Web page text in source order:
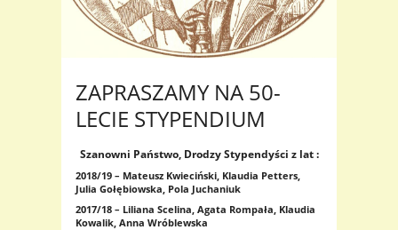
ZAPRASZAMY NA 50-
LECIE STYPENDIUM
Szanowni Państwo, Drodzy Stypendyści z lat :
2018/19 – Mateusz Kwieciński, Klaudia Petters,
Julia Gołębiowska, Pola Juchaniuk
2017/18 – Liliana Scelina, Agata Rompała, Klaudia
Kowalik, Anna Wróblewska